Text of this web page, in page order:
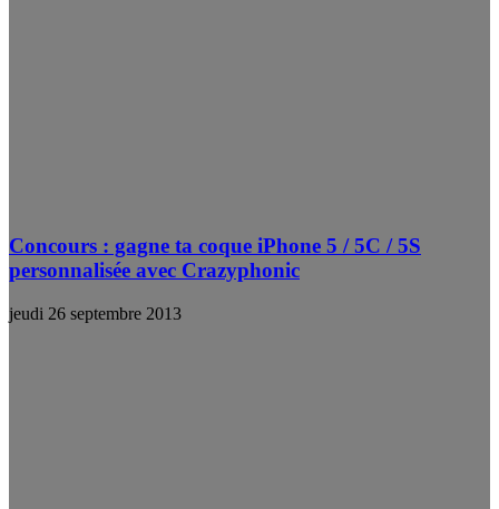
Concours : gagne ta coque iPhone 5 / 5C / 5S
personnalisée avec Crazyphonic
jeudi 26 septembre 2013